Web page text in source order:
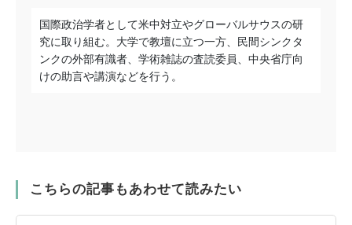
国際政治学者として米中対立やグローバルサウスの研
究に取り組む。大学で教壇に立つ一方、民間シンクタ
ンクの外部有識者、学術雑誌の査読委員、中央省庁向
けの助言や講演などを行う。
こちらの記事もあわせて読みたい